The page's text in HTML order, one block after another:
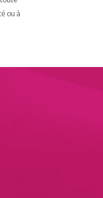
ou à